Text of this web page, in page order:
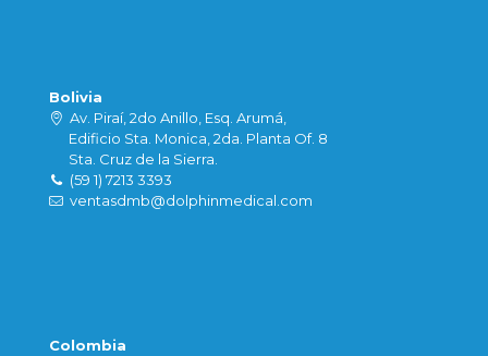
Bolivia
Av. Piraí, 2do Anillo, Esq. Arumá,
Edificio Sta. Monica, 2da. Planta Of. 8
Sta. Cruz de la Sierra.
(59 1) 7213 3393
ventasdmb@dolphinmedical.com
Colombia